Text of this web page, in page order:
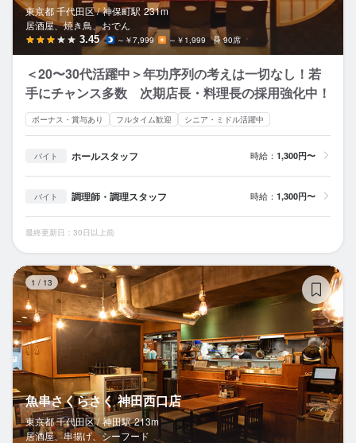
東京都 千代田区 / 神保町駅 231m
居酒屋、焼き鳥、おでん
3.45 ～￥7,999 ～￥1,999 90席
＜20〜30代活躍中＞年功序列の考えは一切なし！若
手にチャンス多数 次期店長・料理長の採用強化中！
ボーナス・賞与あり フルタイム歓迎 シニア・ミドル活躍中
バイト ホールスタッフ 時給： 1,300円〜
バイト 調理師・調理スタッフ 時給： 1,300円〜
最終更新日：30日以上前
1 / 13
魚串さくらさく 神田西口店
東京都 千代田区 / 神田駅 213m
居酒屋、串揚げ、シーフード